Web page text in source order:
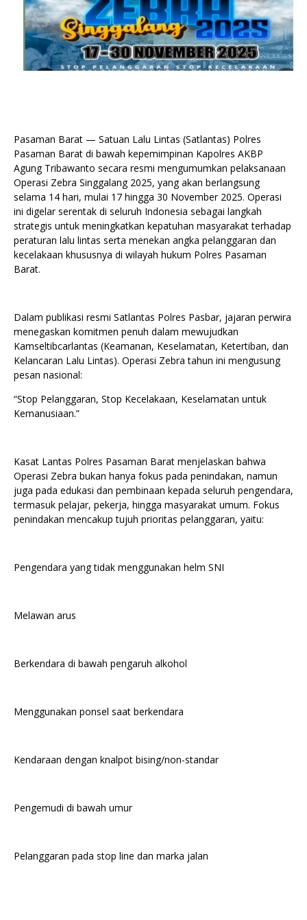
Pasaman Barat — Satuan Lalu Lintas (Satlantas) Polres
Pasaman Barat di bawah kepemimpinan Kapolres AKBP
Agung Tribawanto secara resmi mengumumkan pelaksanaan
Operasi Zebra Singgalang 2025, yang akan berlangsung
selama 14 hari, mulai 17 hingga 30 November 2025. Operasi
ini digelar serentak di seluruh Indonesia sebagai langkah
strategis untuk meningkatkan kepatuhan masyarakat terhadap
peraturan lalu lintas serta menekan angka pelanggaran dan
kecelakaan khususnya di wilayah hukum Polres Pasaman
Barat.
Dalam publikasi resmi Satlantas Polres Pasbar, jajaran perwira
menegaskan komitmen penuh dalam mewujudkan
Kamseltibcarlantas (Keamanan, Keselamatan, Ketertiban, dan
Kelancaran Lalu Lintas). Operasi Zebra tahun ini mengusung
pesan nasional:
“Stop Pelanggaran, Stop Kecelakaan, Keselamatan untuk
Kemanusiaan.”
Kasat Lantas Polres Pasaman Barat menjelaskan bahwa
Operasi Zebra bukan hanya fokus pada penindakan, namun
juga pada edukasi dan pembinaan kepada seluruh pengendara,
termasuk pelajar, pekerja, hingga masyarakat umum. Fokus
penindakan mencakup tujuh prioritas pelanggaran, yaitu:
Pengendara yang tidak menggunakan helm SNI
Melawan arus
Berkendara di bawah pengaruh alkohol
Menggunakan ponsel saat berkendara
Kendaraan dengan knalpot bising/non-standar
Pengemudi di bawah umur
Pelanggaran pada stop line dan marka jalan